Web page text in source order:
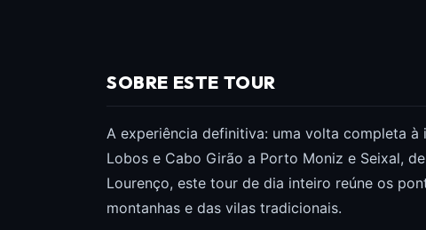
SOBRE ESTE TOUR
A experiência definitiva: uma volta completa à
Lobos e Cabo Girão a Porto Moniz e Seixal,
Lourenço, este tour de dia inteiro reúne os
montanhas e das vilas tradicionais.